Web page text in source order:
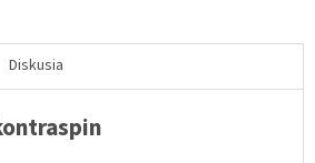
Diskusia